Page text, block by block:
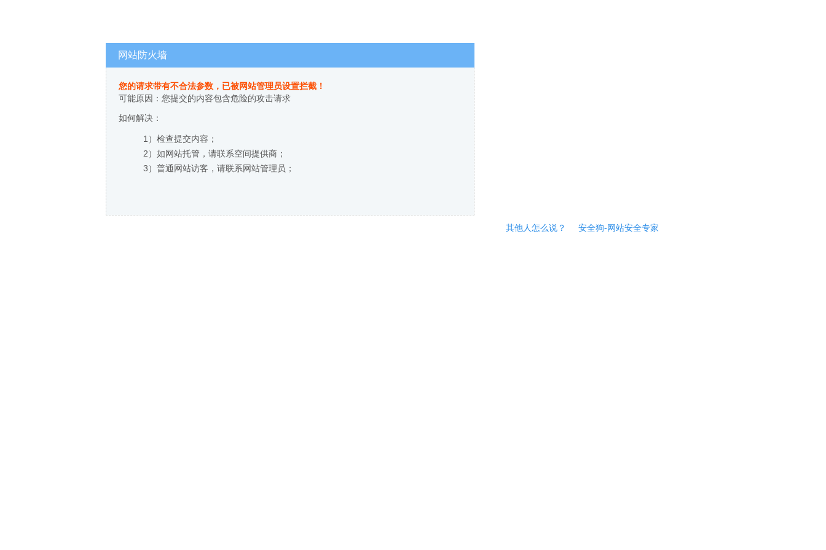
网站防火墙
您的请求带有不合法参数，已被网站管理员设置拦截！
可能原因：您提交的内容包含危险的攻击请求
如何解决：
1）检查提交内容；
2）如网站托管，请联系空间提供商；
3）普通网站访客，请联系网站管理员；
其他人怎么说？ 安全狗-网站安全专家